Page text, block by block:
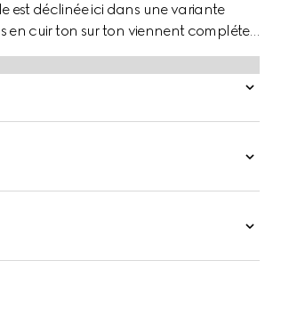
est déclinée ici dans une variante
en cuir ton sur ton viennent compléter
une touche de couleur.